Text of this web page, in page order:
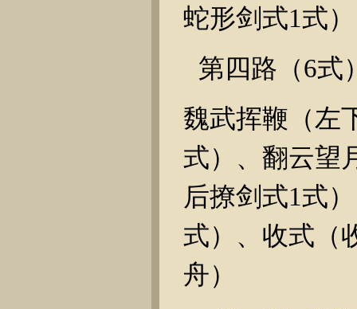
蛇形剑式1式
第四路（6式
魏武挥鞭（左
式）、翻云望
后撩剑式1式
式）、收式（
舟）